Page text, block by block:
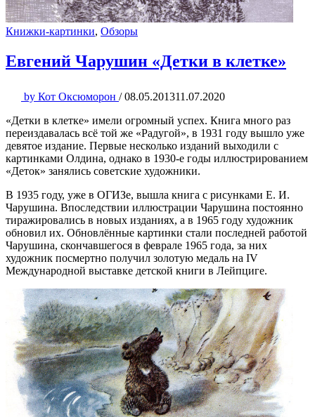
Книжки-картинки, Обзоры
Евгений Чарушин «Детки в клетке»
by Кот Оксюморон / 08.05.201311.07.2020
«Детки в клетке» имели огромный успех. Книга много раз
переиздавалась всё той же «Радугой», в 1931 году вышло уже
девятое издание. Первые несколько изданий выходили с
картинками Олдина, однако в 1930-е годы иллюстрированием
«Деток» занялись советские художники.
В 1935 году, уже в ОГИЗе, вышла книга с рисунками Е. И.
Чарушина. Впоследствии иллюстрации Чарушина постоянно
тиражировались в новых изданиях, а в 1965 году художник
обновил их. Обновлённые картинки стали последней работой
Чарушина, скончавшегося в феврале 1965 года, за них
художник посмертно получил золотую медаль на IV
Международной выставке детской книги в Лейпциге.